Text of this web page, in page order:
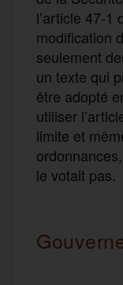
l’article 47-1
modification
seulement
un texte qui
être adopté
utiliser
limite et
le votait pas.